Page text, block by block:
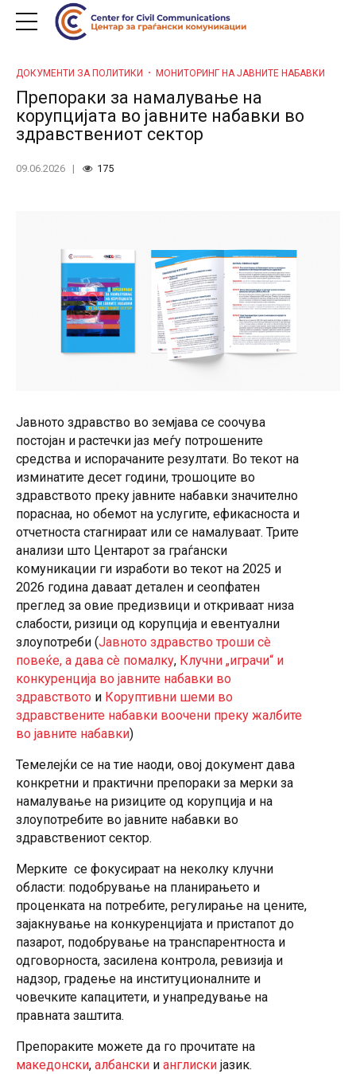
ДОКУМЕНТИ ЗА ПОЛИТИКИ МОНИТОРИНГ НА ЈАВНИТЕ НАБАВКИ
Препораки за намалување на
корупцијата во јавните набавки во
здравствениот сектор
09.06.2026 175
Јавното здравство во земјава се соочува
постојан и растечки јаз меѓу потрошените
средства и испорачаните резултати. Во текот на
изминатите десет години, трошоците во
здравството преку јавните набавки значително
пораснаа, но обемот на услугите, ефикасноста и
отчетноста стагнираат или се намалуваат. Трите
анализи што Центарот за граѓански
комуникации ги изработи во текот на 2025 и
2026 година даваат детален и сеопфатен
преглед за овие предизвици и откриваат низа
слабости, ризици од корупција и евентуални
злоупотреби (Јавното здравство троши сè
повеќе, а дава сè помалку, Клучни „играчи“ и
конкуренција во јавните набавки во
здравството и Коруптивни шеми во
здравствените набавки воочени преку жалбите
во јавните набавки)
Темелејќи се на тие наоди, овој документ дава
конкретни и практични препораки за мерки за
намалување на ризиците од корупција и на
злоупотребите во јавните набавки во
здравствениот сектор.
Мерките се фокусираат на неколку клучни
области: подобрување на планирањето и
проценката на потребите, регулирање на цените,
зајакнување на конкуренцијата и пристапот до
пазарот, подобрување на транспарентноста и
одговорноста, засилена контрола, ревизија и
надзор, градење на институционалните и
човечките капацитети, и унапредување на
правната заштита.
Препораките можете да го прочитате на
македонски, албански и англиски јазик.